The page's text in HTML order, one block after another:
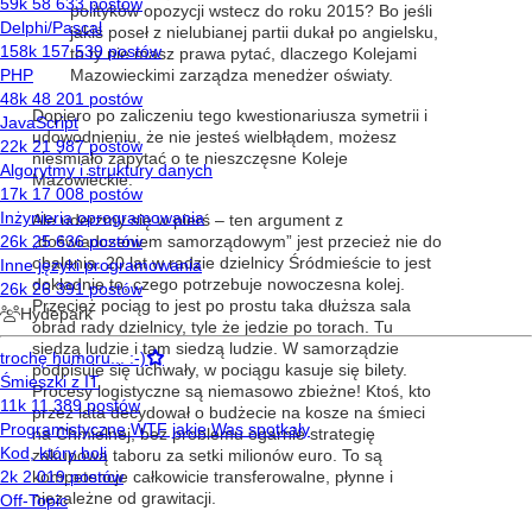
polityków opozycji wstecz do roku 2015? Bo jeśli
jakiś poseł z nielubianej partii dukał po angielsku,
to ty nie masz prawa pytać, dlaczego Kolejami
Mazowieckimi zarządza menedżer oświaty.
Dopiero po zaliczeniu tego kwestionariusza symetrii i
udowodnieniu, że nie jesteś wielbłądem, możesz
nieśmiało zapytać o te nieszczęsne Koleje
Mazowieckie.
Ale uderzmy się w pierś – ten argument z
„doświadczeniem samorządowym” jest przecież nie do
obalenia. 20 lat w radzie dzielnicy Śródmieście to jest
dokładnie to, czego potrzebuje nowoczesna kolej.
Przecież pociąg to jest po prostu taka dłuższa sala
obrad rady dzielnicy, tyle że jedzie po torach. Tu
siedzą ludzie i tam siedzą ludzie. W samorządzie
podpisuje się uchwały, w pociągu kasuje się bilety.
Procesy logistyczne są niemasowo zbieżne! Ktoś, kto
przez lata decydował o budżecie na kosze na śmieci
na Chmielnej, bez problemu ogarnie strategię
zakupową taboru za setki milionów euro. To są
kompetencje całkowicie transferowalne, płynne i
niezależne od grawitacji.